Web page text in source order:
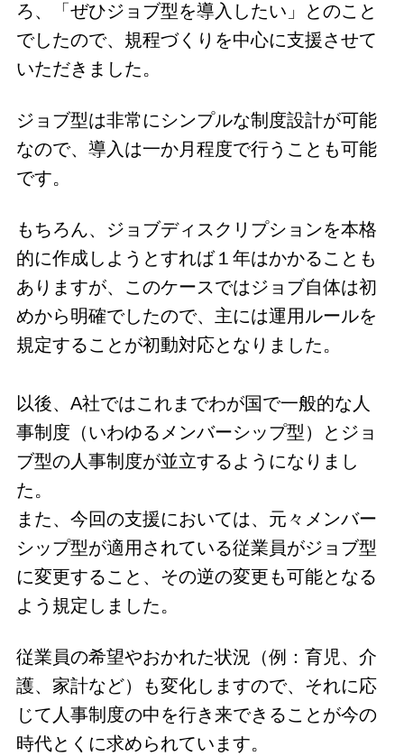
ろ、「ぜひジョブ型を導入したい」とのこと
でしたので、規程づくりを中心に支援させて
いただきました。
ジョブ型は非常にシンプルな制度設計が可能
なので、導入は一か月程度で行うことも可能
です。
もちろん、ジョブディスクリプションを本格
的に作成しようとすれば１年はかかることも
ありますが、このケースではジョブ自体は初
めから明確でしたので、主には運用ルールを
規定することが初動対応となりました。
以後、A社ではこれまでわが国で一般的な人
事制度（いわゆるメンバーシップ型）とジョ
ブ型の人事制度が並立するようになりまし
た。
また、今回の支援においては、元々メンバー
シップ型が適用されている従業員がジョブ型
に変更すること、その逆の変更も可能となる
よう規定しました。
従業員の希望やおかれた状況（例：育児、介
護、家計など）も変化しますので、それに応
じて人事制度の中を行き来できることが今の
時代とくに求められています。